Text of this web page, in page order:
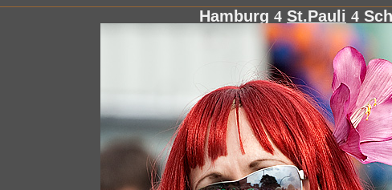
Hamburg 4 St.Pauli 4